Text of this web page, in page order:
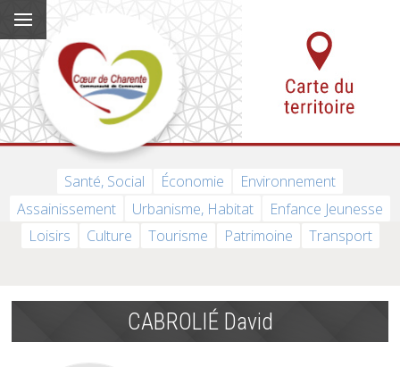
Santé, Social Économie
Environnement
Assainissement
Urbanisme, Habitat
Enfance Jeunesse
Loisirs
Culture Tourisme Patrimoine Transport
CABROLIÉ David